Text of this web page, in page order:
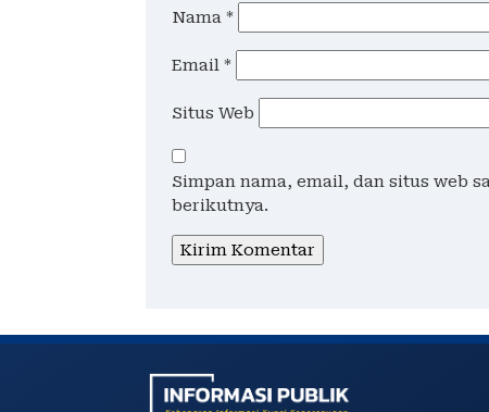
Nama *
Email *
Situs Web
Simpan nama, email, dan situs web
berikutnya.